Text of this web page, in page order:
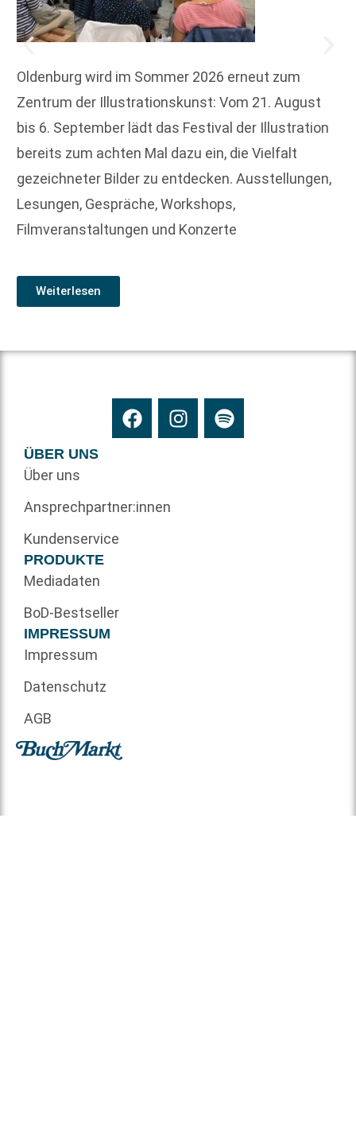
Oldenburg wird im Sommer 2026 erneut zum
Zentrum der Illustrationskunst: Vom 21. August
bis 6. September lädt das Festival der Illustration
bereits zum achten Mal dazu ein, die Vielfalt
gezeichneter Bilder zu entdecken. Ausstellungen,
Lesungen, Gespräche, Workshops,
Filmveranstaltungen und Konzerte
Weiterlesen
ÜBER UNS
Über uns
Ansprechpartner:innen
Kundenservice
PRODUKTE
Mediadaten
BoD-Bestseller
IMPRESSUM
Impressum
Datenschutz
AGB